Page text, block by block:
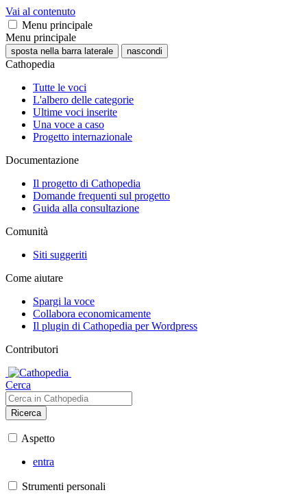
Vai al contenuto
Menu principale
Menu principale
sposta nella barra laterale nascondi
Cathopedia
Tutte le voci
L'albero delle categorie
Ultime voci inserite
Una voce a caso
Progetto internazionale
Documentazione
Il progetto di Cathopedia
Domande frequenti sul progetto
Guida alla consultazione
Comunità
Siti suggeriti
Come aiutare
Spargi la voce
Collabora economicamente
Il plugin di Cathopedia per Wordpress
Contributori
Cerca
Ricerca
Aspetto
entra
Strumenti personali